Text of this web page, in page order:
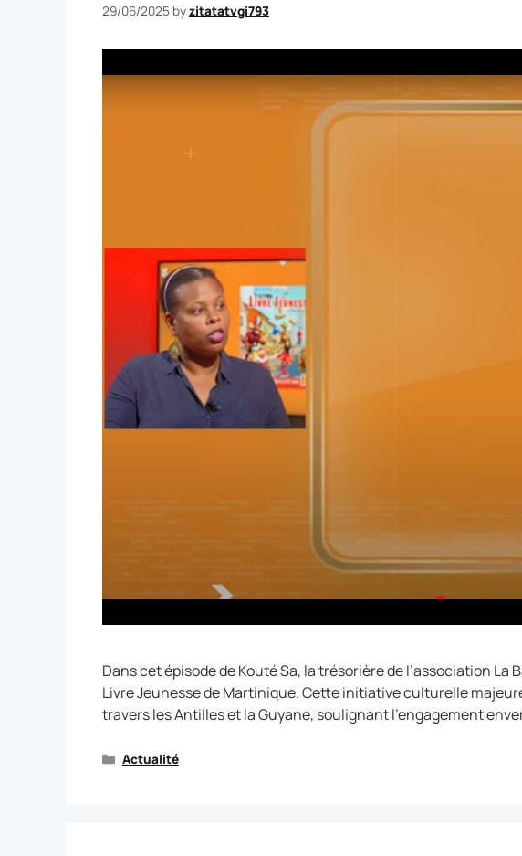
29/06/2025 byzitatatvgi793
Dans cet épisode de Kouté Sa, la trésorière de l’association
Livre Jeunesse de Martinique. Cette initiative culturelle
travers les Antilles et la Guyane, soulignant l’engagement
Actualité